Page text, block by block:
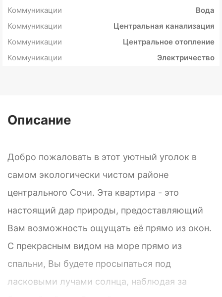
Коммуникации
Вода
Коммуникации
Центральная канализация
Коммуникации
Центральное отопление
Коммуникации
Электричество
Описание
Добро пожаловать в этот уютный уголок в
самом экологически чистом районе
центрального Сочи. Эта квартира - это
настоящий дар природы, предоставляющий
Вам возможность ощущать её прямо из окон.
С прекрасным видом на море прямо из
спальни, Вы будете просыпаться под
ласковыми лучами солнца, наблюдая за